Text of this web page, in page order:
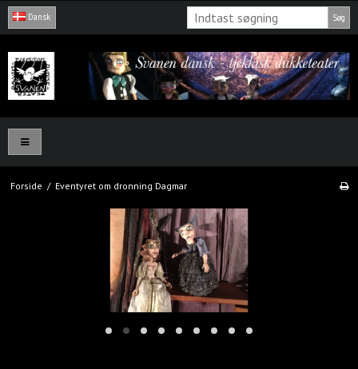
Dansk Søg
Forside / Eventyret om dronning Dagmar